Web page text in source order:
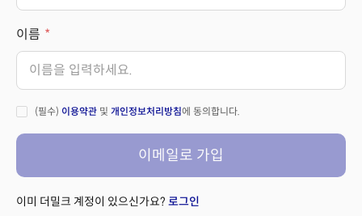
이름
(필수) 이용약관 및 개인정보처리방침에 동의합니다.
이메일로 가입
이미 더밀크 계정이 있으신가요? 로그인